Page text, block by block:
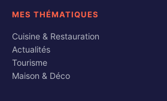
MES THÉMATIQUES
Cuisine & Restauration
Actualités
Tourisme
Maison & Déco